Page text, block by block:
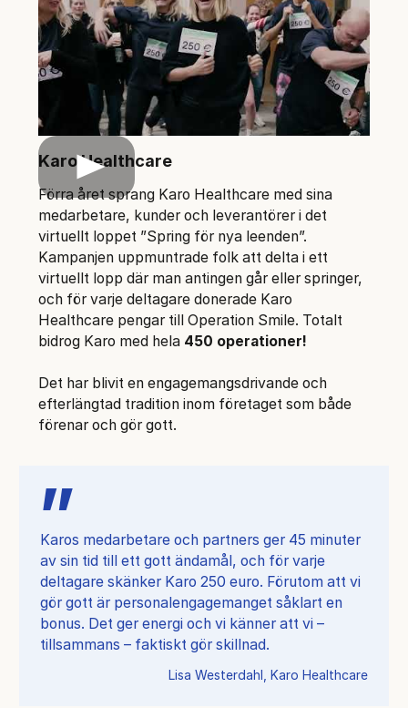
Play
Karo Healthcare
Förra året sprang Karo Healthcare med sina
medarbetare, kunder och leverantörer i det
virtuellt loppet ”Spring för nya leenden”.
Kampanjen uppmuntrade folk att delta i ett
virtuellt lopp där man antingen går eller springer,
och för varje deltagare donerade Karo
Healthcare pengar till Operation Smile. Totalt
bidrog Karo med hela 450 operationer!
Det har blivit en engagemangsdrivande och
efterlängtad tradition inom företaget som både
förenar och gör gott.
Karos medarbetare och partners ger 45 minuter
av sin tid till ett gott ändamål, och för varje
deltagare skänker Karo 250 euro. Förutom att vi
gör gott är personalengagemanget såklart en
bonus. Det ger energi och vi känner att vi –
tillsammans – faktiskt gör skillnad.
Lisa Westerdahl, Karo Healthcare